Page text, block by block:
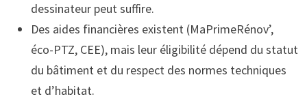
dessinateur peut suffire.
Des aides financières existent (MaPrimeRénov’,
éco-PTZ, CEE), mais leur éligibilité dépend du statut
du bâtiment et du respect des normes techniques
et d’habitat.